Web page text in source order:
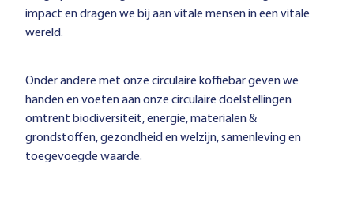
impact en dragen we bij aan vitale mensen in een vitale
wereld.
Onder andere met onze circulaire koffiebar geven we
handen en voeten aan onze circulaire doelstellingen
omtrent biodiversiteit, energie, materialen &
grondstoffen, gezondheid en welzijn, samenleving en
toegevoegde waarde.